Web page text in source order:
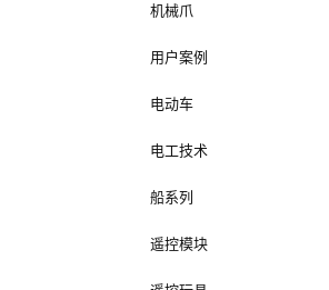
机械爪
用户案例
电动车
电工技术
船系列
遥控模块